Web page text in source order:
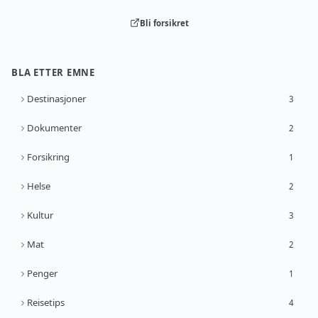
Bli forsikret
BLA ETTER EMNE
Destinasjoner 3
Dokumenter 2
Forsikring 1
Helse 2
Kultur 3
Mat 2
Penger 1
Reisetips 4